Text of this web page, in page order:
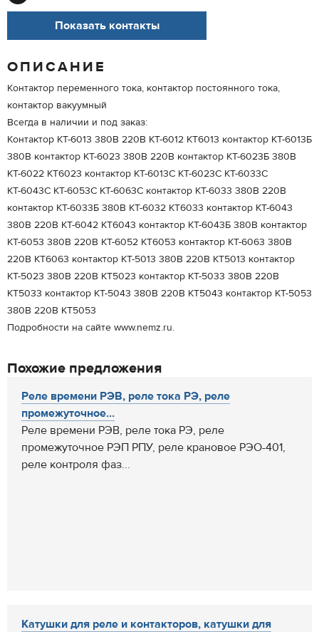
Показать контакты
ОПИСАНИЕ
Контактор переменного тока, контактор постоянного тока,
контактор вакуумный
Всегда в наличии и под заказ:
Контактор КТ-6013 380В 220В КТ-6012 КТ6013 контактор КТ-6013Б
380В контактор КТ-6023 380В 220В контактор КТ-6023Б 380В
КТ-6022 КТ6023 контактор КТ-6013С КТ-6023С КТ-6033С
КТ-6043С КТ-6053С КТ-6063С контактор КТ-6033 380В 220В
контактор КТ-6033Б 380В КТ-6032 КТ6033 контактор КТ-6043
380В 220В КТ-6042 КТ6043 контактор КТ-6043Б 380В контактор
КТ-6053 380В 220В КТ-6052 КТ6053 контактор КТ-6063 380В
220В КТ6063 контактор КТ-5013 380В 220В КТ5013 контактор
КТ-5023 380В 220В КТ5023 контактор КТ-5033 380В 220В
КТ5033 контактор КТ-5043 380В 220В КТ5043 контактор КТ-5053
380В 220В КТ5053
Подробности на сайте www.nemz.ru.
Похожие предложения
Реле времени РЭВ, реле тока РЭ, реле
промежуточное...
Реле времени РЭВ, реле тока РЭ, реле
промежуточное РЭП РПУ, реле крановое РЭО-401,
реле контроля фаз...
Катушки для реле и контакторов, катушки для